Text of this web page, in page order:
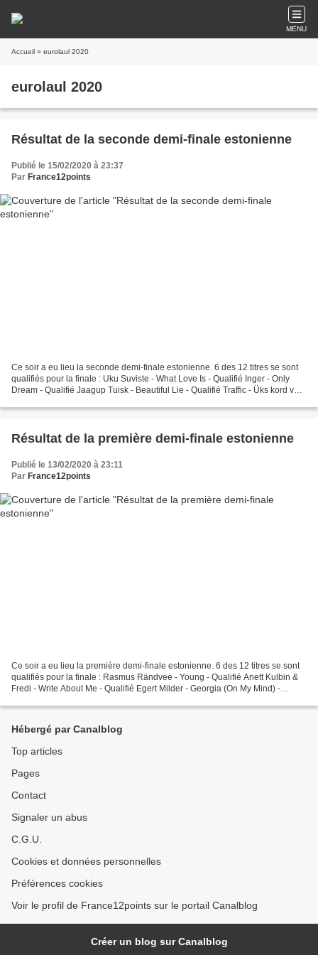
MENU
Accueil » eurolaul 2020
eurolaul 2020
Résultat de la seconde demi-finale estonienne
Publié le 15/02/2020 à 23:37
Par France12points
Ce soir a eu lieu la seconde demi-finale estonienne. 6 des 12 titres se sont
qualifiés pour la finale : Uku Suviste - What Love Is - Qualifié Inger - Only
Dream - Qualifié Jaagup Tuisk - Beautiful Lie - Qualifié Traffic - Üks kord veel
Résultat de la première demi-finale estonienne
Publié le 13/02/2020 à 23:11
Par France12points
Ce soir a eu lieu la première demi-finale estonienne. 6 des 12 titres se sont
qualifiés pour la finale : Rasmus Rändvee - Young - Qualifié Anett Kulbin &
Fredi - Write About Me - Qualifié Egert Milder - Georgia (On My Mind) -
Hébergé par Canalblog
Top articles
Pages
Contact
Signaler un abus
C.G.U.
Cookies et données personnelles
Préférences cookies
Voir le profil de France12points sur le portail Canalblog
Créer un blog sur Canalblog